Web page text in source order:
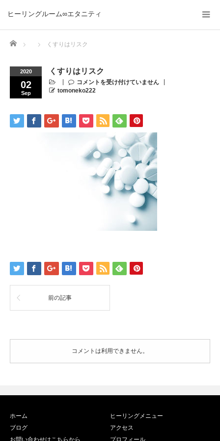
ヒーリングルーム∞エタニティ
Home くすりはリスク
2020
02
Sep
くすりはリスク
コメントを受け付けていません
tomoneko222
前の記事
コメントは利用できません。
ホーム
ヒーリングメニュー
ブログ
アクセス
お問い合わせはこちらから
プロフィール